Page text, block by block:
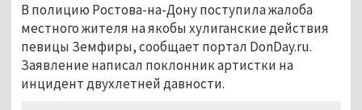
В полицию Ростова-на-Дону поступила жалоба
местного жителя на якобы хулиганские действия
певицы Земфиры, сообщает портал DonDay.ru.
Заявление написал поклонник артистки на
инцидент двухлетней давности.